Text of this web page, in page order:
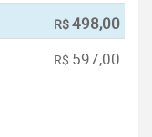
R$498,00
R$ 597,00